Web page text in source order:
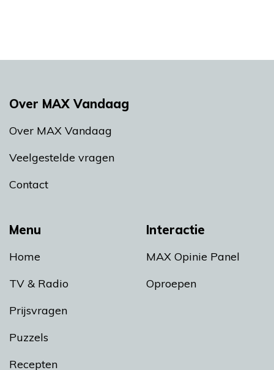
Menu
Home
TV & Radio
Prijsvragen
Puzzels
Recepten
Interactie
MAX Opinie Panel
Oproepen
Over MAX Vandaag
Over MAX Vandaag
Veelgestelde vragen
Contact